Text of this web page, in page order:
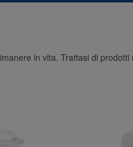
in vita. Trattasi di